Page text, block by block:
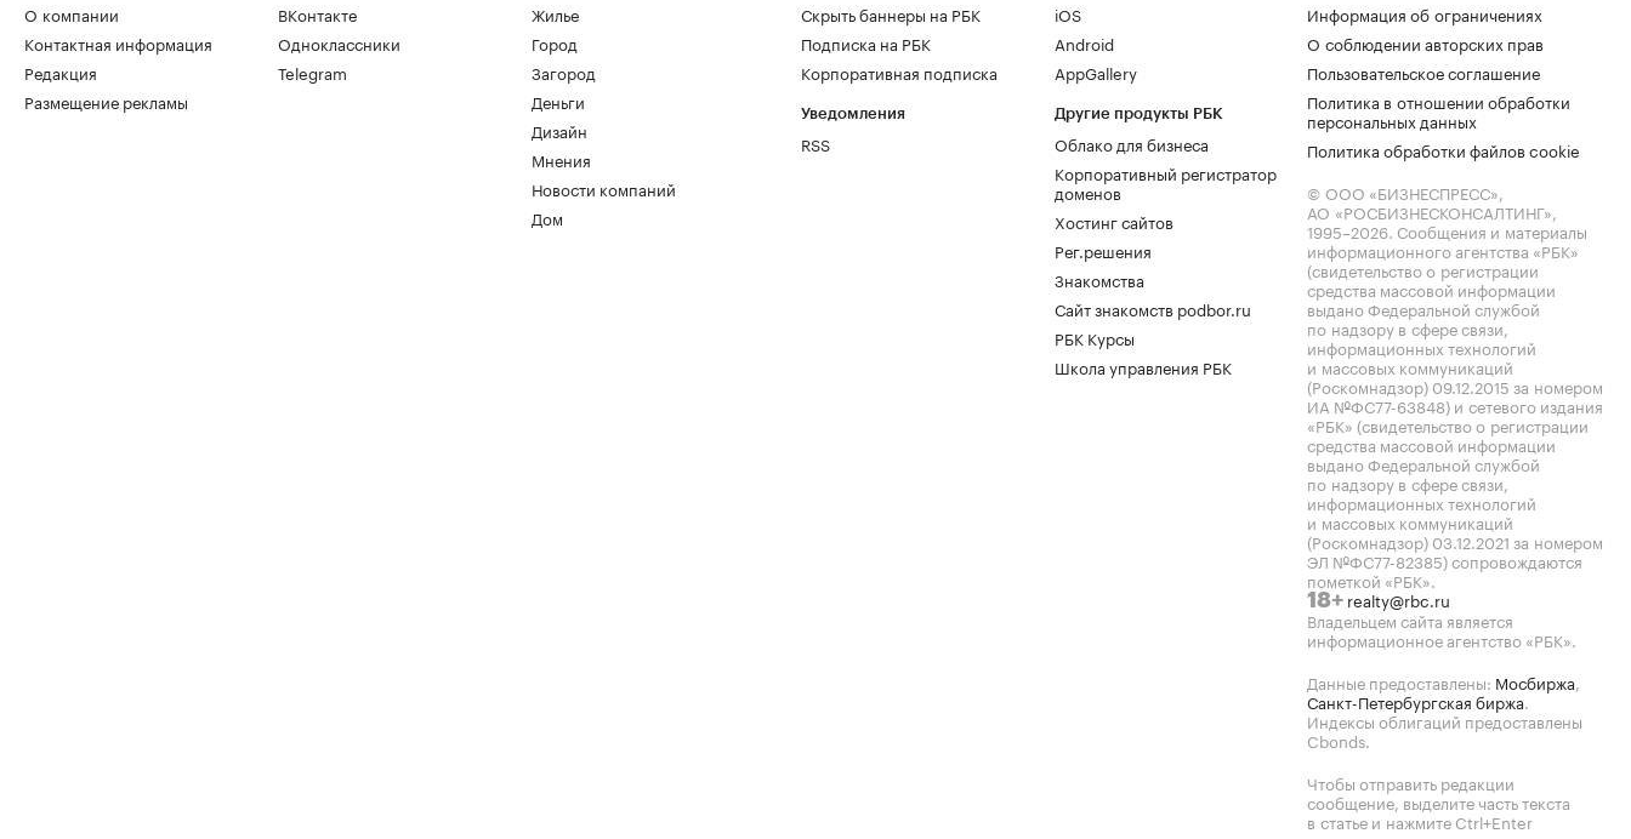
О компании
Контактная информация
Редакция
Размещение рекламы
ВКонтакте
Одноклассники
Telegram
Жилье
Город
Загород
Деньги
Дизайн
Мнения
Новости компаний
Дом
Скрыть баннеры на РБК
Подписка на РБК
Корпоративная подписка
Уведомления
RSS
iOS
Android
AppGallery
Другие продукты РБК
Облако для бизнеса
Корпоративный регистратор
доменов
Хостинг сайтов
Рег.решения
Знакомства
Сайт знакомств podbor.ru
РБК Курсы
Школа управления РБК
Информация об ограничениях
О соблюдении авторских прав
Пользовательское соглашение
Политика в отношении обработки
персональных данных
Политика обработки файлов cookie
© ООО «БИЗНЕСПРЕСС»,
АО «РОСБИЗНЕСКОНСАЛТИНГ»,
1995–2026. Сообщения и материалы
информационного агентства «РБК»
(свидетельство о регистрации
средства массовой информации
выдано Федеральной службой
по надзору в сфере связи,
информационных технологий
и массовых коммуникаций
(Роскомнадзор) 09.12.2015 за номером
ИА №ФС77-63848) и сетевого издания
«РБК» (свидетельство о регистрации
средства массовой информации
выдано Федеральной службой
по надзору в сфере связи,
информационных технологий
и массовых коммуникаций
(Роскомнадзор) 03.12.2021 за номером
ЭЛ №ФС77-82385) сопровождаются
пометкой «РБК».
18+ realty@rbc.ru
Владельцем сайта является
информационное агентство «РБК».
Данные предоставлены: Мосбиржа,
Санкт-Петербургская биржа.
Индексы облигаций предоставлены
Cbonds.
Чтобы отправить редакции
сообщение, выделите часть текста
в статье и нажмите Ctrl+Enter